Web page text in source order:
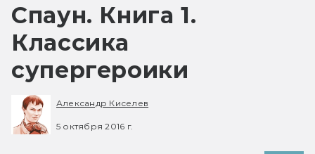
Спаун. Книга 1.
Классика
супергероики
Александр Киселев
5 октября 2016 г.